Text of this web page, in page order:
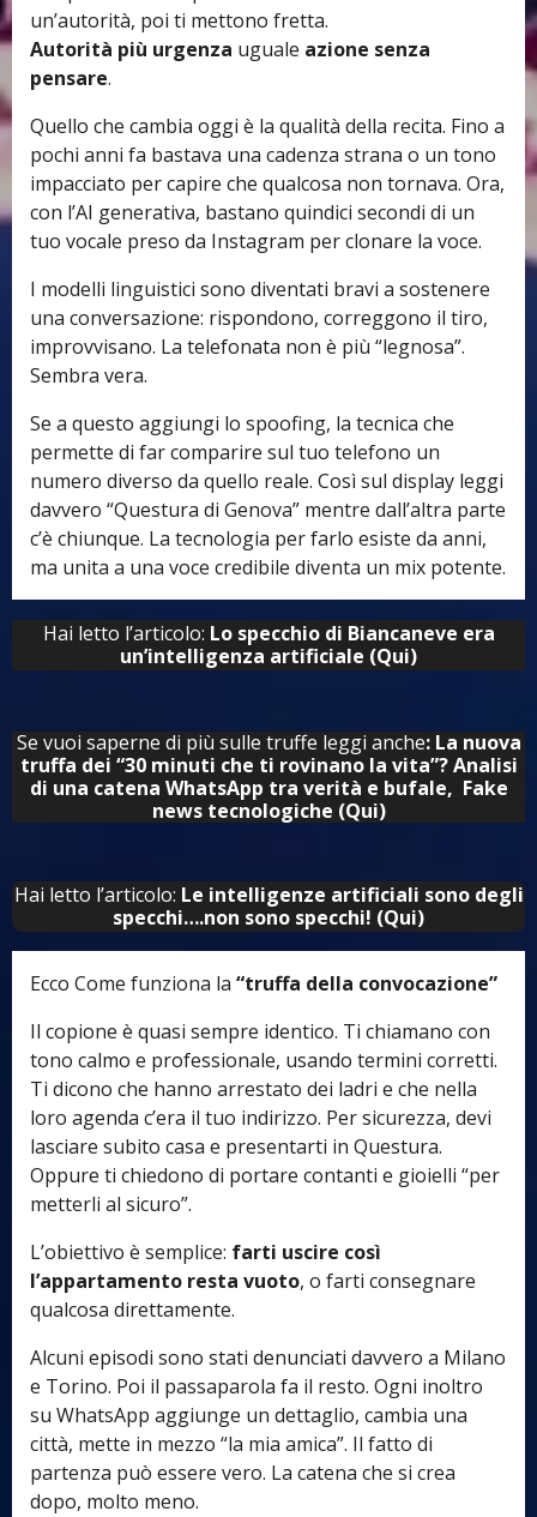
un’autorità, poi ti mettono fretta.
Autorità più urgenza uguale azione senza
pensare.
Quello che cambia oggi è la qualità della recita. Fino a
pochi anni fa bastava una cadenza strana o un tono
impacciato per capire che qualcosa non tornava. Ora,
con l’AI generativa, bastano quindici secondi di un
tuo vocale preso da Instagram per clonare la voce.
I modelli linguistici sono diventati bravi a sostenere
una conversazione: rispondono, correggono il tiro,
improvvisano. La telefonata non è più “legnosa”.
Sembra vera.
Se a questo aggiungi lo spoofing, la tecnica che
permette di far comparire sul tuo telefono un
numero diverso da quello reale. Così sul display leggi
davvero “Questura di Genova” mentre dall’altra parte
c’è chiunque. La tecnologia per farlo esiste da anni,
ma unita a una voce credibile diventa un mix potente.
Hai letto l’articolo: Lo specchio di Biancaneve era
un’intelligenza artificiale (Qui)
Se vuoi saperne di più sulle truffe leggi anche: La nuova
truffa dei “30 minuti che ti rovinano la vita”? Analisi
di una catena WhatsApp tra verità e bufale, Fake
news tecnologiche (Qui)
Hai letto l’articolo: Le intelligenze artificiali sono degli
specchi….non sono specchi! (Qui)
Ecco Come funziona la “truffa della convocazione”
Il copione è quasi sempre identico. Ti chiamano con
tono calmo e professionale, usando termini corretti.
Ti dicono che hanno arrestato dei ladri e che nella
loro agenda c’era il tuo indirizzo. Per sicurezza, devi
lasciare subito casa e presentarti in Questura.
Oppure ti chiedono di portare contanti e gioielli “per
metterli al sicuro”.
L’obiettivo è semplice: farti uscire così
l’appartamento resta vuoto, o farti consegnare
qualcosa direttamente.
Alcuni episodi sono stati denunciati davvero a Milano
e Torino. Poi il passaparola fa il resto. Ogni inoltro
su WhatsApp aggiunge un dettaglio, cambia una
città, mette in mezzo “la mia amica”. Il fatto di
partenza può essere vero. La catena che si crea
dopo, molto meno.